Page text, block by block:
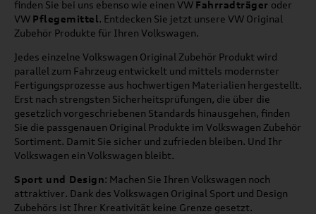
finden Sie bei uns ebenso wie einen VW Fahrradträger oder
VW Pflegemittel. Entdecken Sie jetzt unsere VW Original
Zubehör Produkte für Ihren Volkswagen.
Jedes einzelne Volkswagen Original Zubehör Produkt wird
parallel zum Fahrzeug entwickelt und mittels modernster
Fertigungsprozesse aus hochwertigen Materialien hergestellt.
Erst nach strengsten Sicherheitsprüfungen, die über die
gesetzlich vorgeschriebenen Standards hinausgehen, finden
Sie die passgenauen Original Produkte im Volkswagen Zubehör
Sortiment. Damit Sie sicher und zufrieden bleiben. Und Ihr
Volkswagen ein Volkswagen bleibt.
Sport und Design: Machen Sie Ihren Volkswagen noch
attraktiver. Dank des Volkswagen Original Sport und Design
Zubehörs ist Ihrer Kreativität keine Grenze gesetzt.